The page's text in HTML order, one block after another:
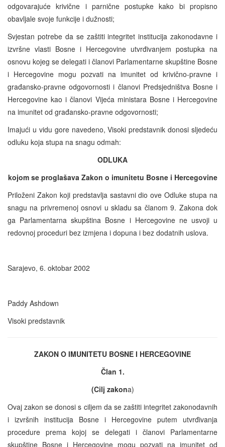
odgovarajuće krivične i parnične postupke kako bi propisno
obavljale svoje funkcije i dužnosti;
Svjestan potrebe da se zaštiti integritet institucija zakonodavne i
izvršne vlasti Bosne i Hercegovine utvrđivanjem postupka na
osnovu kojeg se delegati i članovi Parlamentarne skupštine Bosne
i Hercegovine mogu pozvati na imunitet od krivično-pravne i
građansko-pravne odgovornosti i članovi Predsjedništva Bosne i
Hercegovine kao i članovi Vijeća ministara Bosne i Hercegovine
na imunitet od građansko-pravne odgovornosti;
Imajući u vidu gore navedeno, Visoki predstavnik donosi sljedeću
odluku koja stupa na snagu odmah:
ODLUKA
kojom se proglašava Zakon o imunitetu Bosne i Hercegovine
Priloženi Zakon koji predstavlja sastavni dio ove Odluke stupa na
snagu na privremenoj osnovi u skladu sa članom 9. Zakona dok
ga Parlamentarna skupština Bosne i Hercegovine ne usvoji u
redovnoj proceduri bez izmjena i dopuna i bez dodatnih uslova.
Sarajevo, 6. oktobar 2002
Paddy Ashdown
Visoki predstavnik
ZAKON O IMUNITETU BOSNE I HERCEGOVINE
Član 1.
(Cilj zakona)
Ovaj zakon se donosi s ciljem da se zaštiti integritet zakonodavnih
i izvršnih institucija Bosne i Hercegovine putem utvrđivanja
procedure prema kojoj se delegati i članovi Parlamentarne
skupštine Bosne i Hercegovine mogu pozvati na imunitet od